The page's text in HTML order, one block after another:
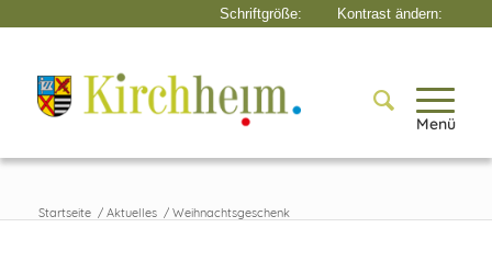
Menü
Startseite / Aktuelles / Weihnachtsgeschenk